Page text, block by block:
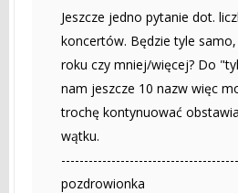
Jeszcze jedno pytanie dot.
koncertów. Będzie tyle samo,
roku czy mniej/więcej? Do
nam jeszcze 10 nazw więc
trochę kontynuować
wątku.
pozdrowionka